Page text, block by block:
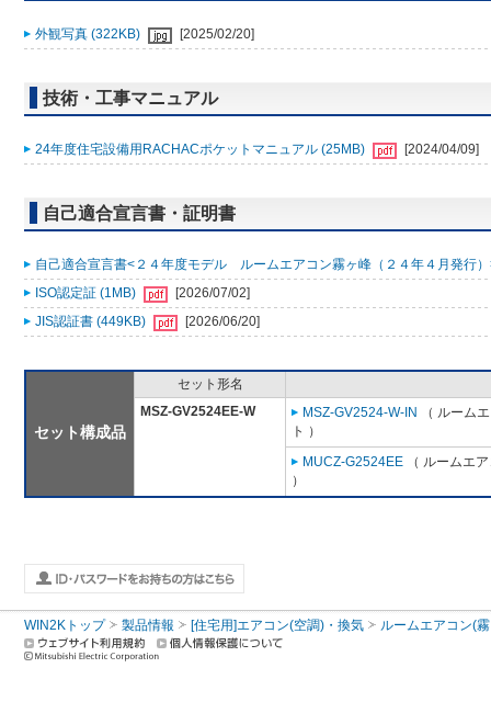
外観写真 (322KB) [2025/02/20]
技術・工事マニュアル
24年度住宅設備用RACHACポケットマニュアル (25MB) [2024/04/09]
自己適合宣言書・証明書
自己適合宣言書<２４年度モデル ルームエアコン霧ヶ峰（２４年４月発行
ISO認定証 (1MB)
[2026/07/02]
JIS認証書 (449KB)
[2026/06/20]
セット構成品
セット形名
MSZ-GV2524EE-W
MSZ-GV2524-W-IN
（ ルーム
ト ）
MUCZ-G2524EE （ ルームエ
）
WIN2Kトップ 製品情報 [住宅用]エアコン(空調)・換気 ルームエアコン(